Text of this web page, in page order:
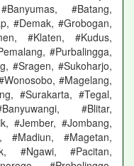
#Batang,
#Demak, #Grobogan,
#Klaten, #Kudus,
#Purbalingga,
#Sragen, #Sukoharjo,
#Magelang,
#Surakarta, #Tegal,
#Blitar,
#Jember, #Jombang,
#Madiun, #Magetan,
#Ngawi, #Pacitan,